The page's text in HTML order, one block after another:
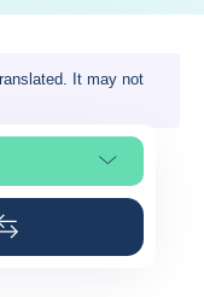
It may not
της σελίδας